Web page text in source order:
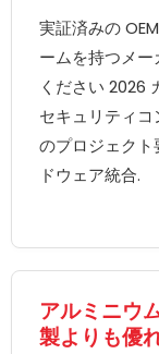
実証済みの
ームを持つメ
ください 2026
セキュリティ
のプロジェク
ドウェア統合.
アルミニウ
製よりも優